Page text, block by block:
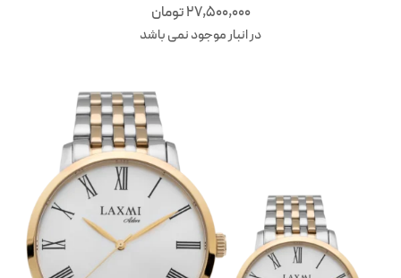
27,500,000تومان
در انبار موجود نمی باشد